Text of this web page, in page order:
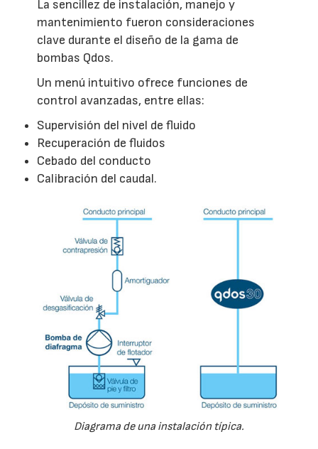
La sencillez de instalación, manejo y
mantenimiento fueron consideraciones
clave durante el diseño de la gama de
bombas Qdos.
Un menú intuitivo ofrece funciones de
control avanzadas, entre ellas:
Supervisión del nivel de fluido
Recuperación de fluidos
Cebado del conducto
Calibración del caudal.
Diagrama de una instalación típica.